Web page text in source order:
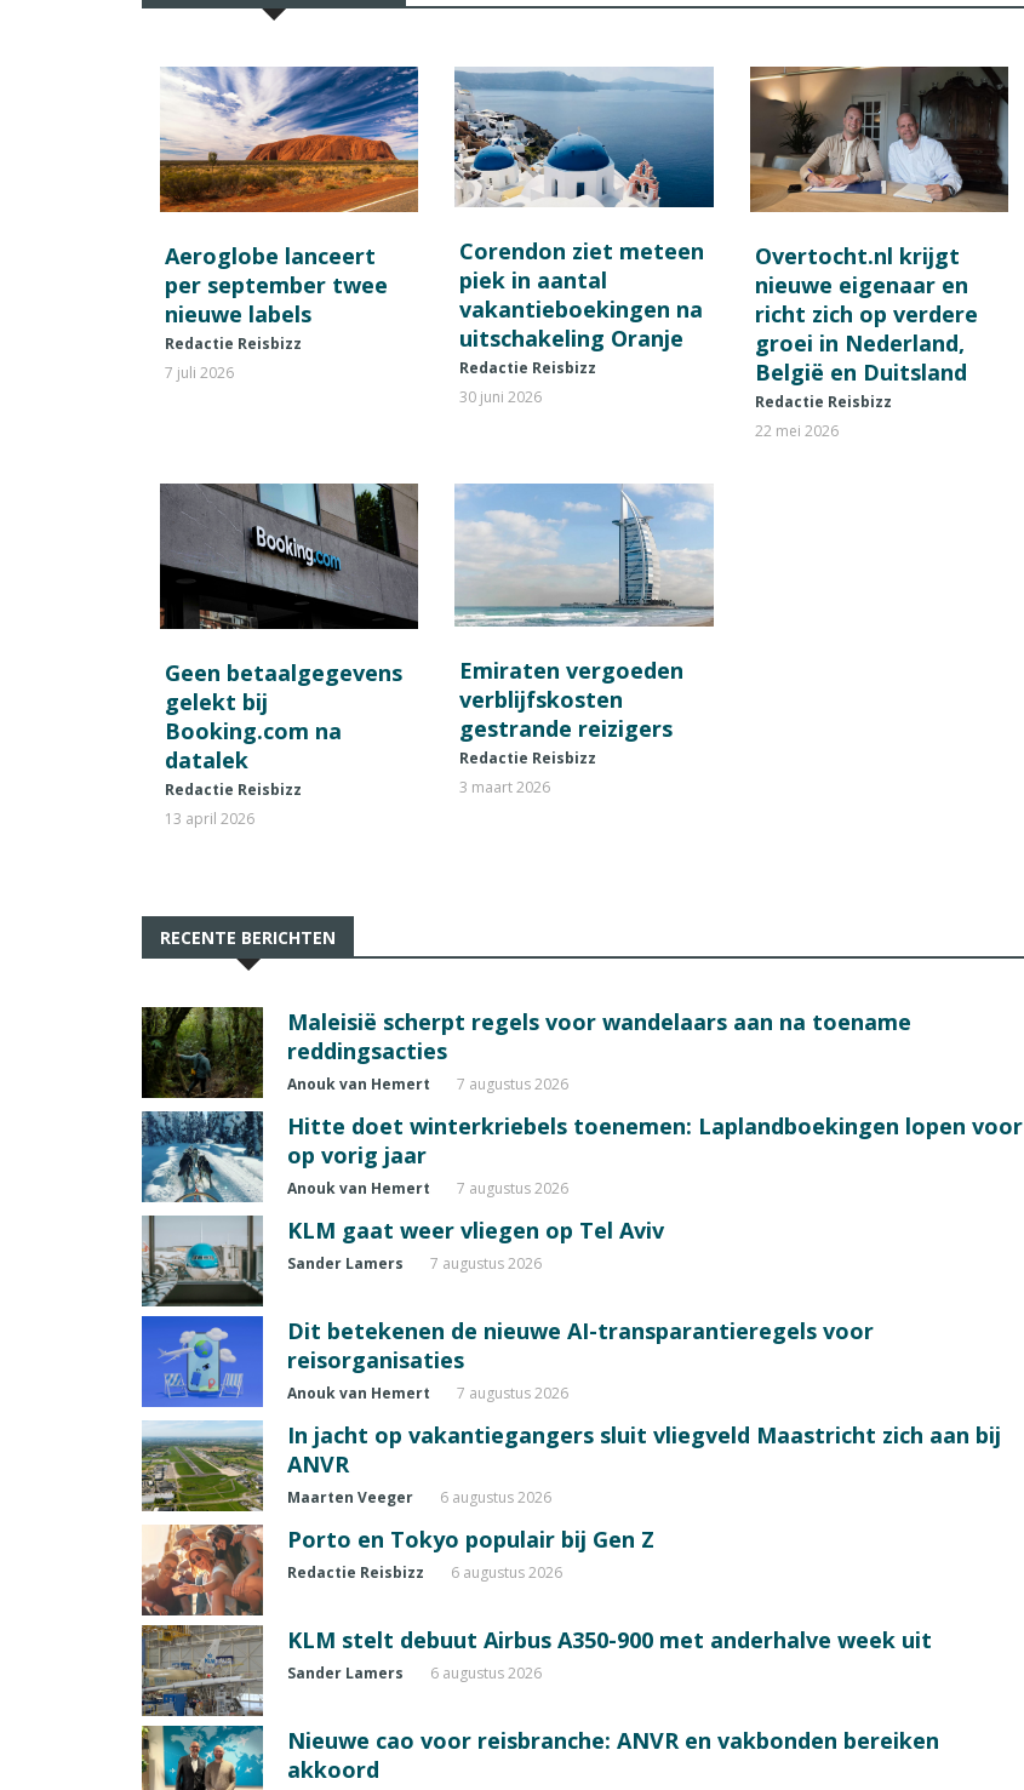
Aeroglobe lanceert
per september twee
nieuwe labels
Redactie Reisbizz
7 juli 2026
Corendon ziet meteen
piek in aantal
vakantieboekingen na
uitschakeling Oranje
Redactie Reisbizz
30 juni 2026
Overtocht.nl krijgt
nieuwe eigenaar en
richt zich op verdere
groei in Nederland,
België en Duitsland
Redactie Reisbizz
22 mei 2026
Geen betaalgegevens
gelekt bij
Booking.com na
datalek
Redactie Reisbizz
13 april 2026
Emiraten vergoeden
verblijfskosten
gestrande reizigers
Redactie Reisbizz
3 maart 2026
RECENTE BERICHTEN
Maleisië scherpt regels voor wandelaars aan na toename
reddingsacties
Anouk van Hemert 7 augustus 2026
Hitte doet winterkriebels toenemen: Laplandboekingen lopen voor
op vorig jaar
Anouk van Hemert 7 augustus 2026
KLM gaat weer vliegen op Tel Aviv
Sander Lamers 7 augustus 2026
Dit betekenen de nieuwe AI-transparantieregels voor
reisorganisaties
Anouk van Hemert 7 augustus 2026
In jacht op vakantiegangers sluit vliegveld Maastricht zich aan bij
ANVR
Maarten Veeger 6 augustus 2026
Porto en Tokyo populair bij Gen Z
Redactie Reisbizz 6 augustus 2026
KLM stelt debuut Airbus A350-900 met anderhalve week uit
Sander Lamers 6 augustus 2026
Nieuwe cao voor reisbranche: ANVR en vakbonden bereiken
akkoord